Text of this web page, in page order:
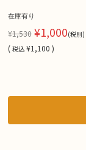
在庫有り
¥1,530 ¥1,000(税別)
( 税込 ¥1,100 )